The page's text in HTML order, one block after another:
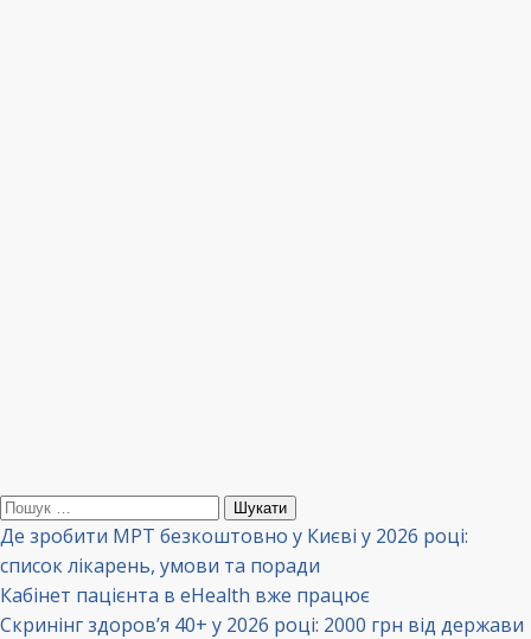
Пошук:
Де зробити МРТ безкоштовно у Києві у 2026 році:
список лікарень, умови та поради
Кабінет пацієнта в eHealth вже працює
Скринінг здоров’я 40+ у 2026 році: 2000 грн від держави